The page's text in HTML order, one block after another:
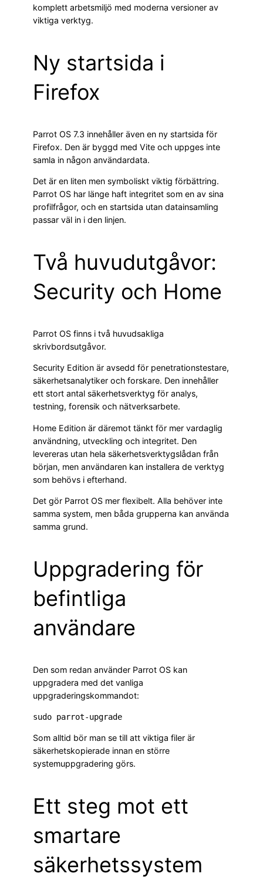
komplett arbetsmiljö med moderna versioner av
viktiga verktyg.
Ny startsida i
Firefox
Parrot OS 7.3 innehåller även en ny startsida för
Firefox. Den är byggd med Vite och uppges inte
samla in någon användardata.
Det är en liten men symboliskt viktig förbättring.
Parrot OS har länge haft integritet som en av sina
profilfrågor, och en startsida utan datainsamling
passar väl in i den linjen.
Två huvudutgåvor:
Security och Home
Parrot OS finns i två huvudsakliga
skrivbordsutgåvor.
Security Edition är avsedd för penetrationstestare,
säkerhetsanalytiker och forskare. Den innehåller
ett stort antal säkerhetsverktyg för analys,
testning, forensik och nätverksarbete.
Home Edition är däremot tänkt för mer vardaglig
användning, utveckling och integritet. Den
levereras utan hela säkerhetsverktygslådan från
början, men användaren kan installera de verktyg
som behövs i efterhand.
Det gör Parrot OS mer flexibelt. Alla behöver inte
samma system, men båda grupperna kan använda
samma grund.
Uppgradering för
befintliga
användare
Den som redan använder Parrot OS kan
uppgradera med det vanliga
uppgraderingskommandot:
Som alltid bör man se till att viktiga filer är
säkerhetskopierade innan en större
systemuppgradering görs.
Ett steg mot ett
smartare
säkerhetssystem